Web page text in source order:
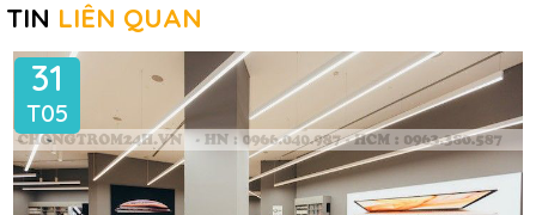
TIN LIÊN QUAN
31
T05